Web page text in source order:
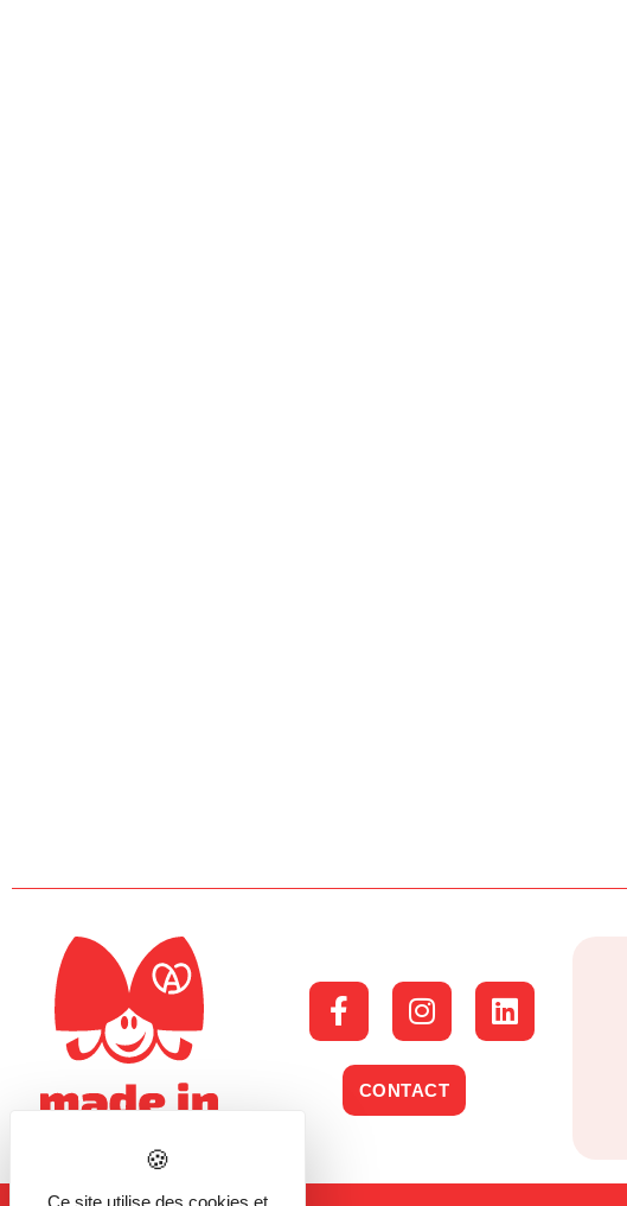
CONTACT
Ce site utilise des cookies et